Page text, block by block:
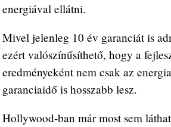
energiával ellátni.
Mivel jelenleg 10 év garanciát is
ezért valószínűsíthető, hogy a
eredményeként nem csak az
garanciaidő is hosszabb lesz.
Hollywood-ban már most sem